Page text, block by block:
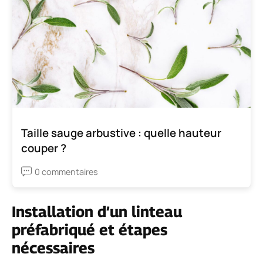
Taille sauge arbustive : quelle hauteur
couper ?
0 commentaires
Installation d’un linteau
préfabriqué et étapes
nécessaires